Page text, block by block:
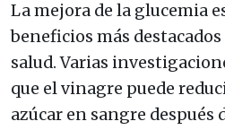
La mejora de la glucemia
beneficios más
salud. Varias
que el vinagre puede
azúcar en sangre después